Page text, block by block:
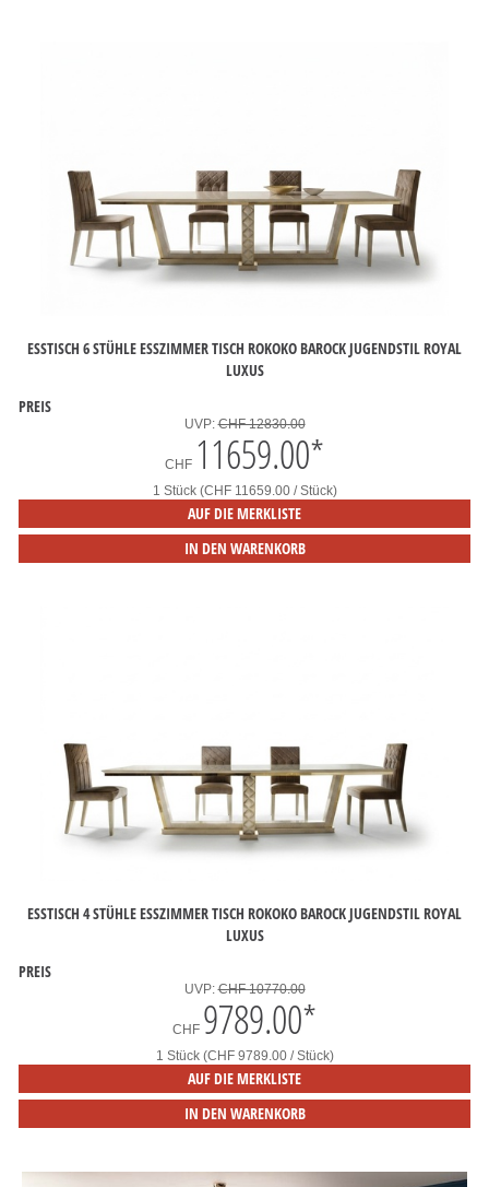
ESSTISCH 6 STÜHLE ESSZIMMER TISCH ROKOKO BAROCK JUGENDSTIL ROYAL
LUXUS
PREIS
UVP:CHF 12830.00
CHF 11659.00*
1 Stück (CHF 11659.00 / Stück)
AUF DIE MERKLISTE
IN DEN WARENKORB
ESSTISCH 4 STÜHLE ESSZIMMER TISCH ROKOKO BAROCK JUGENDSTIL ROYAL
LUXUS
PREIS
UVP:CHF 10770.00
CHF 9789.00*
1 Stück (CHF 9789.00 / Stück)
AUF DIE MERKLISTE
IN DEN WARENKORB